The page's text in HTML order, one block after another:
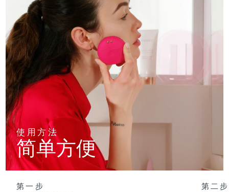
使用方法
简单方便
第一步 第二步